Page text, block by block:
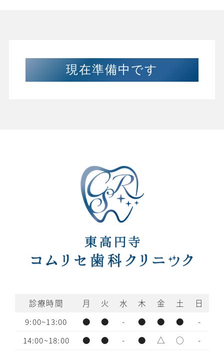
現在準備中です
診療時間 月 火 水 木 金 土
日
9:00~13:00
● ● - ● ● ●
-
14:00~18:00
● ● - ● △ ○
-